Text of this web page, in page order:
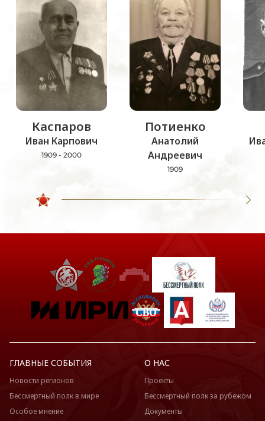
Каспаров
Иван Карпович
1909 - 2000
Потиенко
Анатолий
Андреевич
1909
ГЛАВНЫЕ СОБЫТИЯ
Новости регионов
Бессмертный полк в мире
Особое мнение
О НАС
Проекты
Бессмертный полк за рубежом
Документы